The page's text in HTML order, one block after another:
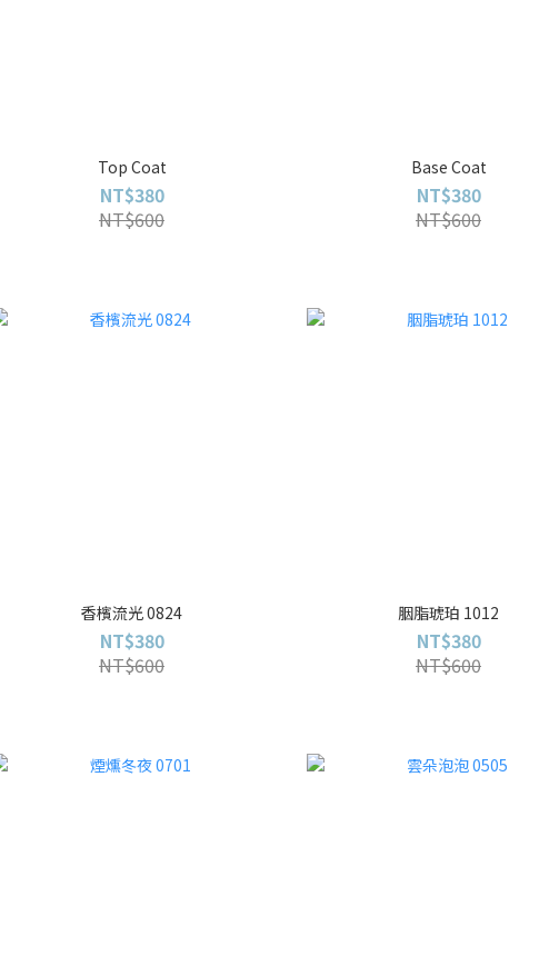
Top Coat
NT$380
NT$600
Base Coat
NT$380
NT$600
香檳流光 0824
NT$380
NT$600
胭脂琥珀 1012
NT$380
NT$600